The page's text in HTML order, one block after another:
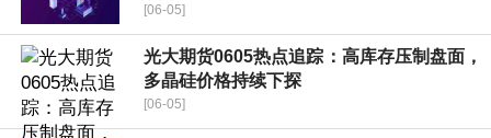
[06-05]
光大期货0605热点追踪：高库存压制盘面，
多晶硅价格持续下探
[06-05]